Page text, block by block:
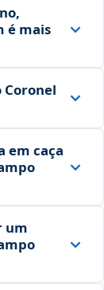
é mais
em caça
um